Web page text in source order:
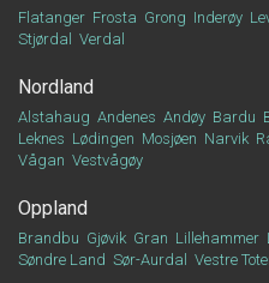
Flatanger Frosta Grong Inderøy
Stjørdal
Verdal
Nordland
Alstahaug Andenes Andøy Bardu
Leknes Lødingen Mosjøen Narvik
Vågan Vestvågøy
Oppland
Brandbu Gjøvik Gran Lillehammer
Søndre Land Sør-Aurdal Vestre